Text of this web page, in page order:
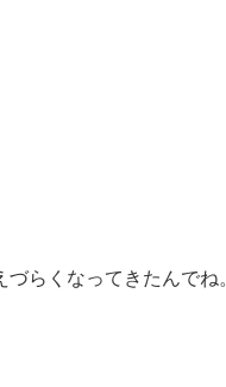
らくなってきたんでね。